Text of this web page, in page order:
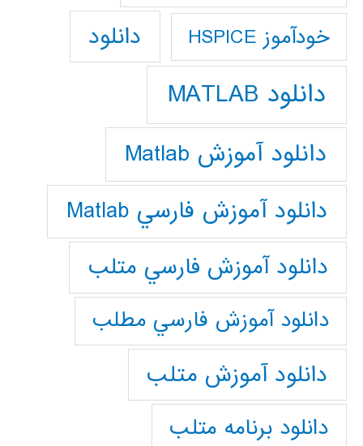
خودآموز HSPICE دانلود
دانلود MATLAB
دانلود آموزش Matlab
دانلود آموزش فارسي Matlab
دانلود آموزش فارسي متلب
دانلود آموزش فارسي مطلب
دانلود آموزش متلب
دانلود برنامه متلب